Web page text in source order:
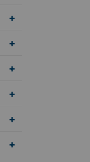
Undermeny för
Undermeny för
Undermeny för Boka
Undermeny för
Undermeny för Arkiv
Undermeny för